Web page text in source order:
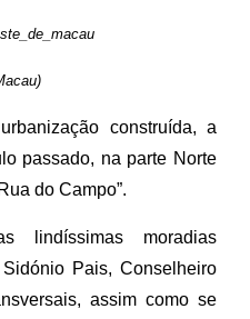
construída, a
passado, na parte Norte
do Campo”.
lindíssimas moradias
Pais, Conselheiro
assim como se